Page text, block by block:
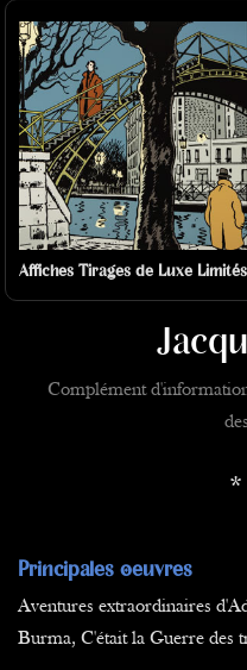
Affiches Tirages de Luxe Limités
Complément
Principales oeuvres
Aventures extraordinaires
Burma, C'était la Guerre des